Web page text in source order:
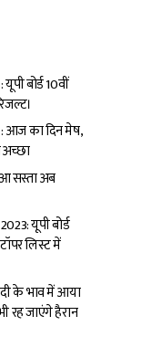
बोर्ड 10वीं
आज का दिन मेष,
अच्छा
सस्ता अब
यूपी बोर्ड
लिस्ट में
के भाव में आया
रह जाएंगे हैरान